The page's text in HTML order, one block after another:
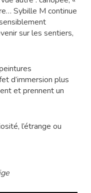
Sybille M continue
sur les sentiers,
d’immersion plus
et prennent un
l’étrange ou